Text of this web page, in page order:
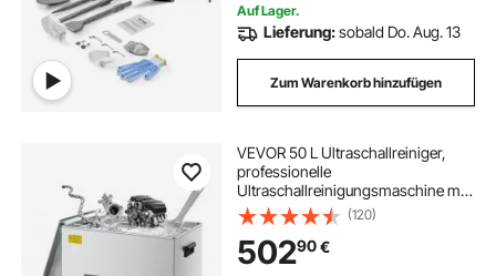
Auf Lager.
Lieferung:sobald Do. Aug. 13
Zum Warenkorb hinzufügen
VEVOR 50 L Ultraschallreiniger,
professionelle
Ultraschallreinigungsmaschine mit
Reinigungskorb & Digitalanzeige,
840 W Edelstahl 40 kHz
Reinigungsmaschine mit Rädern für
Teile Vergaser Instrumente
(120)
50290€